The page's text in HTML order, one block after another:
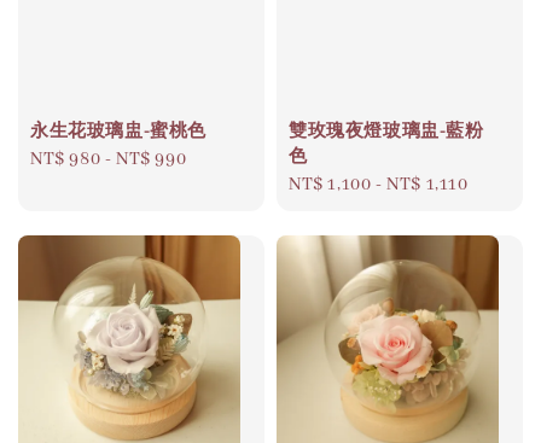
永生花玻璃盅-蜜桃色
Regular
NT$ 980 -NT$ 990
雙玫瑰夜燈玻璃盅-藍粉
色
Regular
NT$ 1,100 -NT$ 1,110